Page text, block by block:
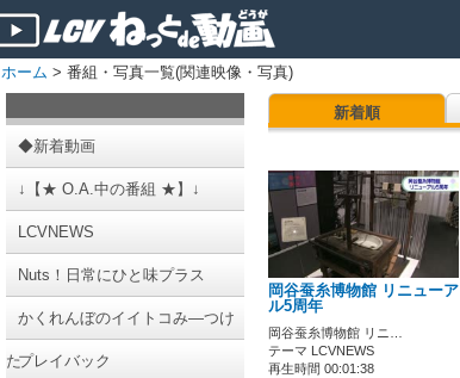
ホーム > 番組・写真一覧(関連映像・写真)
◆新着動画
↓【★ O.A.中の番組 ★】↓
LCVNEWS
Nuts！日常にひと味プラス
かくれんぼのイイトコみ―つけ
たプレイバック
新着順
岡谷蚕糸博物館 リニューア
ル5周年
岡谷蚕糸博物館 リニ…
テーマ LCVNEWS
再生時間 00:01:38